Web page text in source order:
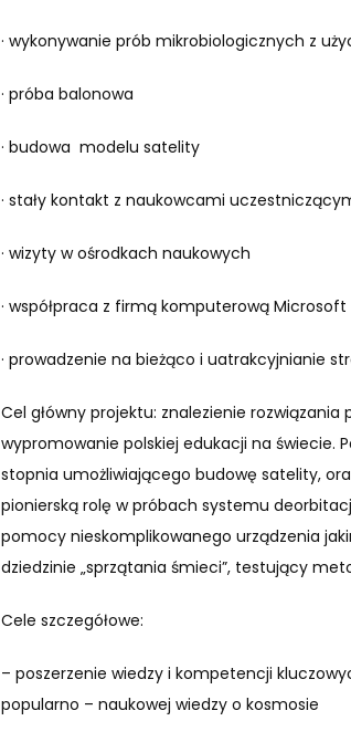
· wykonywanie prób mikrobiologicznych z
· próba balonowa
· budowa modelu satelity
· stały kontakt z naukowcami
· wizyty w ośrodkach naukowych
· współpraca z firmą komputerową Microsoft
· prowadzenie na bieżąco i uatrakcyjnianie
Cel główny projektu: znalezienie
wypromowanie polskiej edukacji na świecie.
stopnia umożliwiającego budowę satelity,
pionierską rolę w próbach systemu
pomocy nieskomplikowanego urządzenia
dziedzinie „sprzątania śmieci”, testujący
Cele szczegółowe:
– poszerzenie wiedzy i kompetencji
popularno – naukowej wiedzy o kosmosie